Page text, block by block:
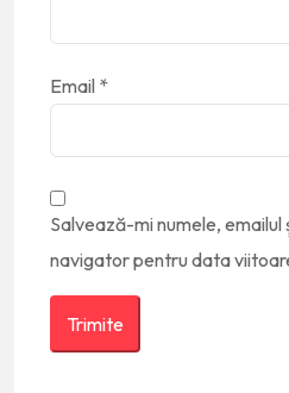
Email *
Salvează-mi numele,
navigator pentru data